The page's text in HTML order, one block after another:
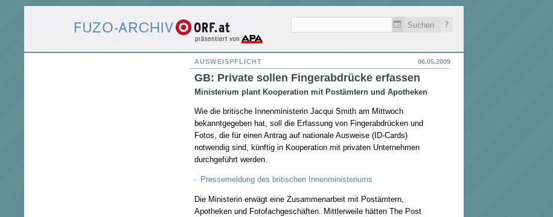
?
GB: Private sollen Fingerabdrücke erfassen
AUSWEISPFLICHT 06.05.2009
Ministerium plant Kooperation mit Postämtern und Apotheken
Wie die britische Innenministerin Jacqui Smith am Mittwoch
bekanntgegeben hat, soll die Erfassung von Fingerabdrücken und
Fotos, die für einen Antrag auf nationale Ausweise (ID-Cards)
notwendig sind, künftig in Kooperation mit privaten Unternehmen
durchgeführt werden.
Pressemeldung des britischen Innenministeriums
Die Ministerin erwägt eine Zusammenarbeit mit Postämtern,
Apotheken und Fotofachgeschäften. Mittlerweile hätten The Post